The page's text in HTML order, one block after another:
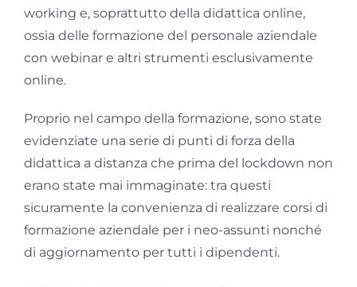
working e, soprattutto della didattica online,
ossia delle formazione del personale aziendale
con webinar e altri strumenti esclusivamente
online.
Proprio nel campo della formazione, sono state
evidenziate una serie di punti di forza della
didattica a distanza che prima del lockdown non
erano state mai immaginate: tra questi
sicuramente la convenienza di realizzare corsi di
formazione aziendale per i neo-assunti nonché
di aggiornamento per tutti i dipendenti.